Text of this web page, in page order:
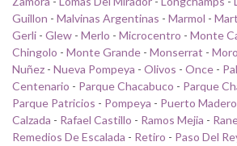
Guillon - Malvinas Argentinas - Marmol -
Gerli - Glew - Merlo - Microcentro - Monte
Chingolo - Monte Grande - Monserrat -
Nuñez - Nueva Pompeya - Olivos - Once -
Centenario - Parque Chacabuco - Parque
Parque Patricios - Pompeya - Puerto Madero
Calzada - Rafael Castillo - Ramos Mejia -
Remedios De Escalada - Retiro - Paso Del